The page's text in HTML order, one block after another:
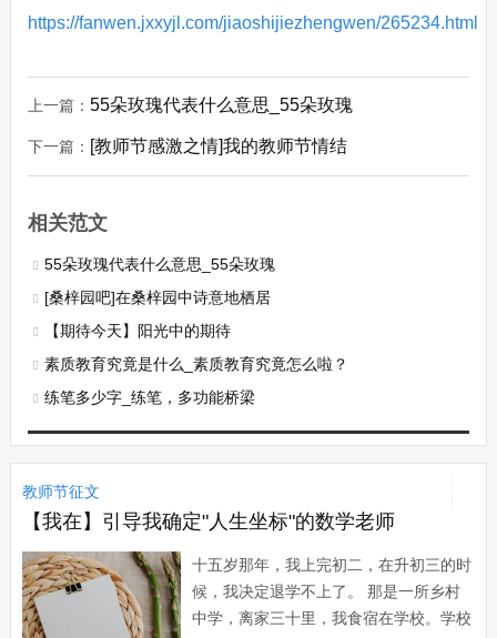
https://fanwen.jxxyjl.com/jiaoshijiezhengwen/265234.html
上一篇： 55朵玫瑰代表什么意思_55朵玫瑰
下一篇： [教师节感激之情]我的教师节情结
相关范文
55朵玫瑰代表什么意思_55朵玫瑰
[桑梓园吧]在桑梓园中诗意地栖居
【期待今天】阳光中的期待
素质教育究竟是什么_素质教育究竟怎么啦？
练笔多少字_练笔，多功能桥梁
教师节征文
【我在】引导我确定"人生坐标"的数学老师
十五岁那年，我上完初二，在升初三的时
候，我决定退学不上了。 那是一所乡村
中学，离家三十里，我食宿在学校。学校